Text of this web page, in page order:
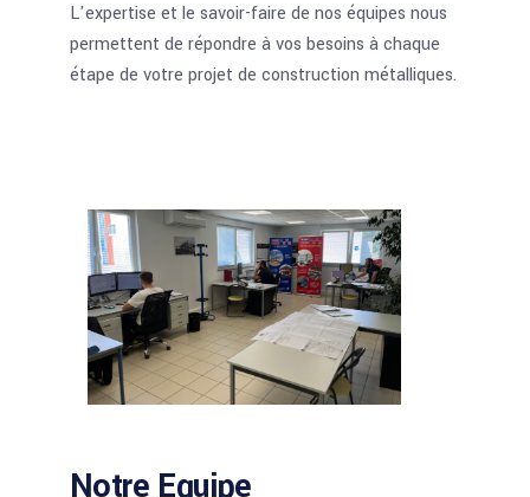
L'expertise et le savoir-faire de nos équipes nous
permettent de répondre à vos besoins à chaque
étape de votre projet de construction métalliques.
Notre Equipe